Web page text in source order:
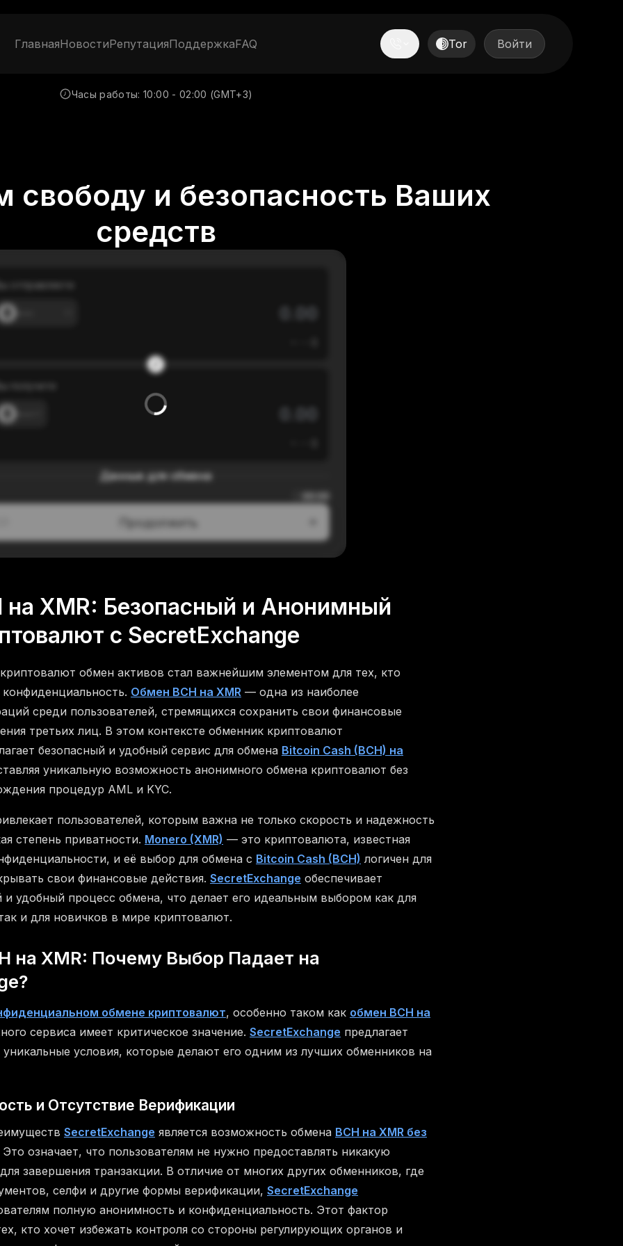
ГлавнаяНовостиРепутацияПоддержкаFAQ Tor Войти
Часы работы: 10:00 - 02:00 (GMT+3)
и безопасность Ваших
средств
отправляете
Данные для обмена
Продолжить
XMR: Безопасный и Анонимный
с SecretExchange
обмен активов стал важнейшим элементом для тех, кто
Обмен BCH на XMR — одна из наиболее
среди пользователей, стремящихся сохранить свои финансовые
третьих лиц. В этом контексте обменник криптовалют
безопасный и удобный сервис для обмена Bitcoin Cash (BCH) на
уникальную возможность анонимного обмена криптовалют без
процедур AML и KYC.
пользователей, которым важна не только скорость и надежность
степень приватности. Monero (XMR) — это криптовалюта, известная
и её выбор для обмена с Bitcoin Cash (BCH) логичен для
свои финансовые действия. SecretExchange обеспечивает
и удобный процесс обмена, что делает его идеальным выбором как для
и для новичков в мире криптовалют.
на XMR: Почему Выбор Падает на
обмене криптовалют, особенно таком как обмен BCH на
сервиса имеет критическое значение. SecretExchange предлагает
условия, которые делают его одним из лучших обменников на
и Отсутствие Верификации
SecretExchange является возможность обмена BCH на XMR без
означает, что пользователям не нужно предоставлять никакую
завершения транзакции. В отличие от многих других обменников, где
селфи и другие формы верификации, SecretExchange
полную анонимность и конфиденциальность. Этот фактор
кто хочет избежать контроля со стороны регулирующих органов и